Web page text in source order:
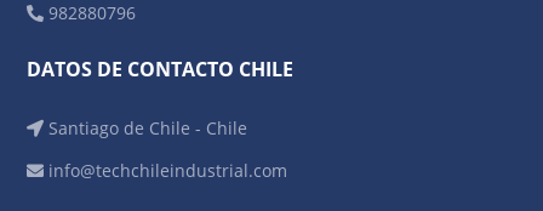
982880796
DATOS DE CONTACTO CHILE
Santiago de Chile - Chile
info@techchileindustrial.com